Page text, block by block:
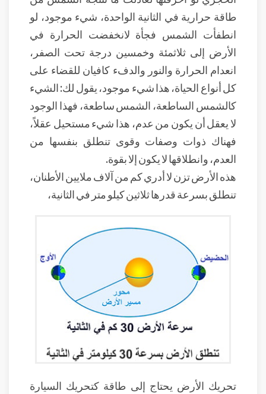
طاقة حرارية في الثانية الواحدة، شيء موجود، لو
انطفأت الشمس فجأة لانخفضت الحرارة في
الأرض إلى ثلاثمئة وخمسين درجة تحت الصفر،
انعدام الحرارة والنور والدفء كافيان للقضاء على
كل أنواع الحياة، هذا شيء موجود، يقول لك: الشيء
كالشمس الساطعة، الشمس ساطعة، فهذا الوجود
لا يعقل أن يكون من عدم، هذا شيء مستحيل عقلاً،
فهناك ذوات وصفات وقوى تنطلق بنفسها من
العدم، وانطلاقها لا يكون إلا بقوة.
هذه الأرض تزن لا أدري كم من آلاف ملايين الأطنان،
تنطلق بسرعة قدرها ثلاثين كيلو متر في الثانية،
تحريك الأرض يحتاج إلى طاقة كتحريك السيارة